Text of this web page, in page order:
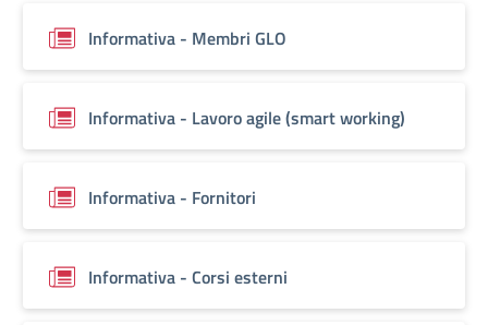
Informativa - Membri GLO
Informativa - Lavoro agile (smart working)
Informativa - Fornitori
Informativa - Corsi esterni